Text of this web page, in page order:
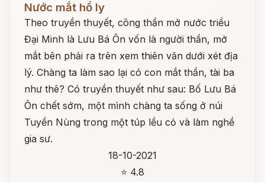
Nước mắt hồ ly
Theo truyền thuyết, công thần mở nước triều
Đại Minh là Lưu Bá Ôn vốn là người thần, mở
mắt bên phải ra trên xem thiên văn dưới xét địa
lý. Chàng ta làm sao lại có con mắt thần, tài ba
như thê? Có truyền thuyết như sau: Bố Lưu Bá
Ôn chết sớm, một mình chàng ta sống ở núi
Tuyền Nùng trong một túp lều cỏ và làm nghề
gia sư.
18-10-2021
⭐ 4.8